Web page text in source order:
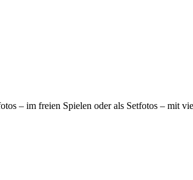
– im freien Spielen oder als Setfotos – mit